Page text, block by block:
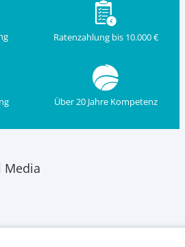
Ratenzahlung bis 10.000 €
Über 20 Jahre Kompetenz
Media